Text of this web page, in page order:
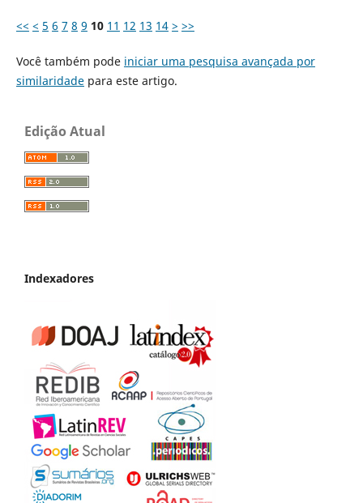
<< < 5 6 7 8 9 10 11 12 13 14 > >>
Você também pode iniciar uma pesquisa avançada por
similaridadepara este artigo.
Edição Atual
Indexadores